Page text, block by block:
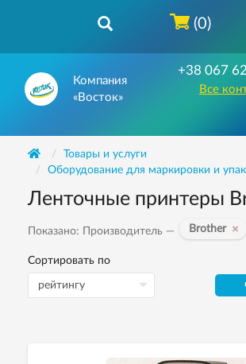
Компания
«Восток»
+38 067
Все
(0)
Товары и услуги
Оборудование для маркировки и
Ленточные принтеры
Показано: Производитель — Brother
Сортировать по